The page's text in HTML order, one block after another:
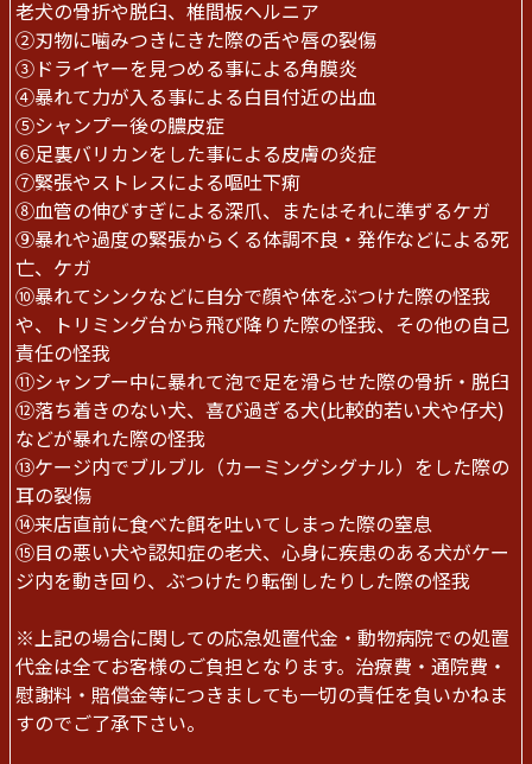
老犬の骨折や脱臼、椎間板ヘルニア
②刃物に噛みつきにきた際の舌や唇の裂傷
③ドライヤーを見つめる事による角膜炎
④暴れて力が入る事による白目付近の出血
⑤シャンプー後の膿皮症
⑥足裏バリカンをした事による皮膚の炎症
⑦緊張やストレスによる嘔吐下痢
⑧血管の伸びすぎによる深爪、またはそれに準ずるケガ
⑨暴れや過度の緊張からくる体調不良・発作などによる死
亡、ケガ
⑩暴れてシンクなどに自分で顔や体をぶつけた際の怪我
や、トリミング台から飛び降りた際の怪我、その他の自己
責任の怪我
⑪シャンプー中に暴れて泡で足を滑らせた際の骨折・脱臼
⑫落ち着きのない犬、喜び過ぎる犬(比較的若い犬や仔犬)
などが暴れた際の怪我
⑬ケージ内でブルブル（カーミングシグナル）をした際の
耳の裂傷
⑭来店直前に食べた餌を吐いてしまった際の窒息
⑮目の悪い犬や認知症の老犬、心身に疾患のある犬がケー
ジ内を動き回り、ぶつけたり転倒したりした際の怪我
※上記の場合に関しての応急処置代金・動物病院での処置
代金は全てお客様のご負担となります。治療費・通院費・
慰謝料・賠償金等につきましても一切の責任を負いかねま
すのでご了承下さい。